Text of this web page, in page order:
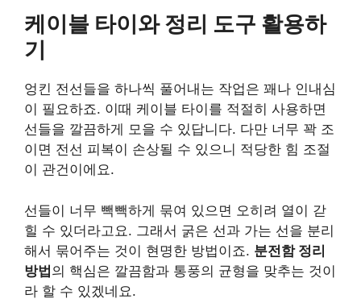
케이블 타이와 정리 도구 활용하
기
엉킨 전선들을 하나씩 풀어내는 작업은 꽤나 인내심
이 필요하죠. 이때 케이블 타이를 적절히 사용하면
선들을 깔끔하게 모을 수 있답니다. 다만 너무 꽉 조
이면 전선 피복이 손상될 수 있으니 적당한 힘 조절
이 관건이에요.
선들이 너무 빽빽하게 묶여 있으면 오히려 열이 갇
힐 수 있더라고요. 그래서 굵은 선과 가는 선을 분리
해서 묶어주는 것이 현명한 방법이죠. 분전함 정리
방법의 핵심은 깔끔함과 통풍의 균형을 맞추는 것이
라 할 수 있겠네요.